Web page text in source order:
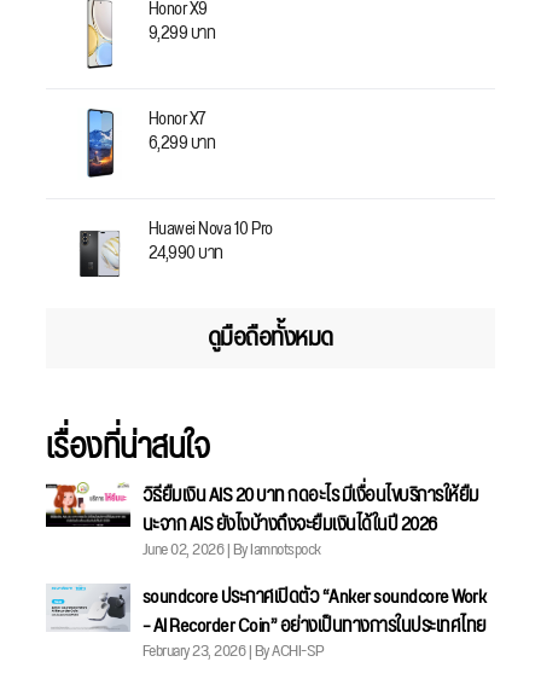
Honor X9
9,299 บาท
Honor X7
6,299 บาท
Huawei Nova 10 Pro
24,990 บาท
ดูมือถือทั้งหมด
เรื่องที่น่าสนใจ
วิธียืมเงิน AIS 20 บาท กดอะไร มีเงื่อนไขบริการให้ยืม
นะจาก AIS ยังไงบ้างถึงจะยืมเงินได้ในปี 2026
June 02, 2026 | By Iamnotspock
soundcore ประกาศเปิดตัว “Anker soundcore Work
– AI Recorder Coin” อย่างเป็นทางการในประเทศไทย
February 23, 2026 | By ACHI-SP